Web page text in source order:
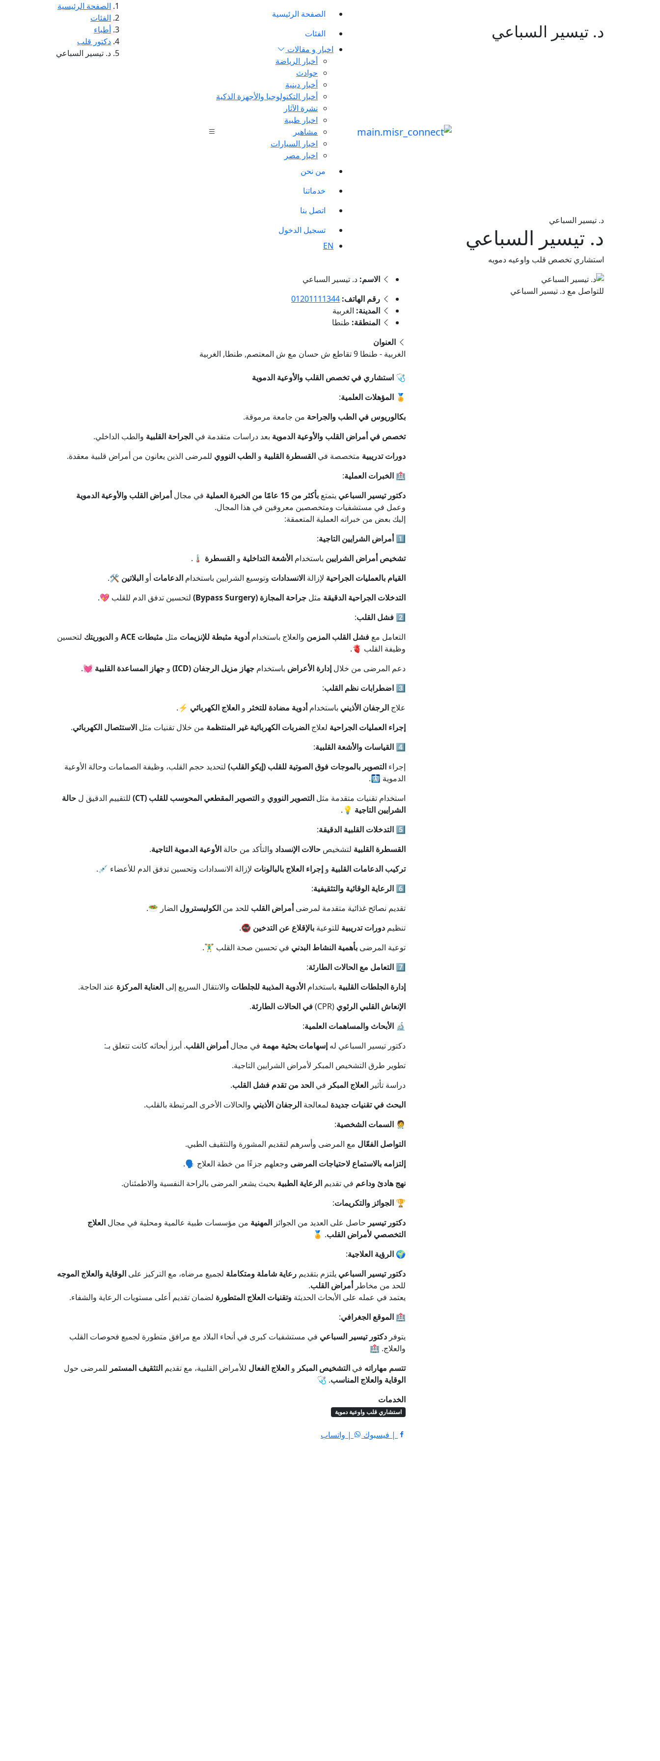
الصفحة الرئيسية
الفئات
اخبار و مقالات
أخبار الرياضة
حوادث
أخبار دينية
أخبار التكنولوجيا والأجهزة الذكية
نشرة الآثار
اخبار طبية
مشاهير
اخبار السيارات
اخبار مصر
من نحن
خدماتنا
اتصل بنا
تسجيل الدخول
EN
د. تيسير السباعي
الصفحة الرئيسية
الفئات
أطباء
دكتور قلب
د. تيسير السباعي
د. تيسير السباعي
د. تيسير السباعي
استشاري تخصص قلب واوعيه دمويه
للتواصل مع د. تيسير السباعي
الاسم: د. تيسير السباعي
رقم الهاتف: 01201111344
المدينة: الغربية
المنطقة: طنطا
العنوان
الغربية - طنطا 9 تقاطع ش حسان مع ش المعتصم, طنطا, الغربية
🩺 استشاري في تخصص القلب والأوعية الدموية
🏅 المؤهلات العلمية:
بكالوريوس في الطب والجراحة من جامعة مرموقة.
تخصص في أمراض القلب والأوعية الدموية بعد دراسات متقدمة في الجراحة القلبية والطب الداخلي.
دورات تدريبية متخصصة في القسطرة القلبية و الطب النووي للمرضى الذين يعانون من أمراض قلبية معقدة.
🏥 الخبرات العملية:
دكتور تيسير السباعي يتمتع بأكثر من 15 عامًا من الخبرة العملية في مجالأمراض القلب والأوعية الدموية
وعمل في مستشفيات ومتخصصين معروفين في هذا المجال.
إليك بعض من خبراته العملية المتعمقة:
1️⃣ أمراض الشرايين التاجية:
تشخيص أمراض الشرايين باستخدام الأشعة التداخلية و القسطرة 🌡️.
القيام بالعمليات الجراحية لإزالة الانسدادات وتوسيع الشرايين باستخدام الدعامات أو البلاتين 🛠️.
التدخلات الجراحية الدقيقة مثل جراحة المجازة (Bypass Surgery)
لتحسين تدفق الدم للقلب 💖.
2️⃣ فشل القلب:
التعامل مع فشل القلب المزمن والعلاج باستخدامأدوية مثبطة للإنزيمات مثل مثبطات ACE و الديوريتك لتحسين
وظيفة القلب 🫀.
دعم المرضى من خلال إدارة الأعراض باستخدام جهاز مزيل الرجفان (ICD) و جهاز المساعدة القلبية 💓.
3️⃣ اضطرابات نظم القلب:
علاج الرجفان الأذيني باستخدامأدوية مضادة للتخثر و العلاج الكهربائي ⚡.
إجراء العمليات الجراحية لعلاج الضربات الكهربائية غير المنتظمة من خلال تقنيات مثل الاستئصال الكهربائي.
4️⃣ القياسات والأشعة القلبية:
إجراء التصوير بالموجات فوق الصوتية للقلب (إيكو القلب) لتحديد حجم القلب، وظيفة الصمامات وحالة الأوعية
الدموية 🩻.
استخدام تقنيات متقدمة مثل التصوير النووي و التصوير المقطعي المحوسب للقلب (CT) للتقييم الدقيق ل حالة
الشرايين التاجية 💡.
5️⃣ التدخلات القلبية الدقيقة:
القسطرة القلبية لتشخيص حالات الإنسداد والتأكد من حالة الأوعية الدموية التاجية.
تركيب الدعامات القلبية و إجراء العلاج بالبالونات لإزالة الانسدادات وتحسين تدفق الدم للأعضاء 💉.
6️⃣ الرعاية الوقائية والتثقيفية:
تقديم نصائح غذائية متقدمة لمرضىأمراض القلب للحد من الكوليسترول الضار 🥗.
تنظيم دورات تدريبية للتوعية بالإقلاع عن التدخين 🚭.
توعية المرضى بأهمية النشاط البدني في تحسين صحة القلب 🏋️‍♂️.
7️⃣ التعامل مع الحالات الطارئة:
إدارة الجلطات القلبية باستخدام الأدوية المذيبة للجلطات والانتقال السريع إلى العناية المركزة عند الحاجة.
الإنعاش القلبي الرئوي (CPR) في الحالات الطارئة.
🔬 الأبحاث والمساهمات العلمية:
دكتور تيسير السباعي له إسهامات بحثية مهمة في مجالأمراض القلب. أبرز أبحاثه كانت تتعلق بـ:
تطوير طرق التشخيص المبكر لأمراض الشرايين التاجية.
دراسة تأثير العلاج المبكر في الحد من تقدم فشل القلب.
البحث في تقنيات جديدة لمعالجة الرجفان الأذيني والحالات الأخرى المرتبطة بالقلب.
🧑‍⚕️ السمات الشخصية:
التواصل الفعّال مع المرضى وأسرهم لتقديم المشورة والتثقيف الطبي.
إلتزامه بالاستماع لاحتياجات المرضى وجعلهم جزءًا من خطة العلاج 🗣️.
نهج هادئ وداعم في تقديم الرعاية الطبية بحيث يشعر المرضى بالراحة النفسية والاطمئنان.
🏆 الجوائز والتكريمات:
دكتور تيسير حاصل على العديد من الجوائز المهنية من مؤسسات طبية عالمية ومحلية في مجال العلاج
التخصصي لأمراض القلب. 🏅
🌍 الرؤية العلاجية:
دكتور تيسير السباعي يلتزم بتقديم رعاية شاملة ومتكاملة لجميع مرضاه، مع التركيز على الوقاية والعلاج الموجه
للحد من مخاطرأمراض القلب.
يعتمد في عمله على الأبحاث الحديثة وتقنيات العلاج المتطورة لضمان تقديم أعلى مستويات الرعاية والشفاء.
🏥 الموقع الجغرافي:
يتوفر دكتور تيسير السباعي في مستشفيات كبرى في أنحاء البلاد مع مرافق متطورة لجميع فحوصات القلب
والعلاج. 🏥
تتسم مهاراته في التشخيص المبكر و العلاج الفعال للأمراض القلبية، مع تقديم التثقيف المستمر للمرضى حول
الوقاية والعلاج المناسب. 🩺
الخدمات
استشاري قلب واوعية دموية
| فيسبوك | واتساب